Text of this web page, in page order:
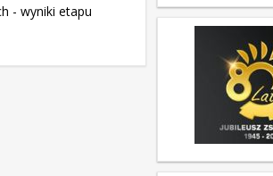
- wyniki etapu